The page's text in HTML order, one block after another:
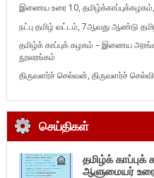
இணைய உரை 10, தமிழ்க்காப்புக்கழகம்,
நட்பு தமிழ் வட்டம், 7ஆவது ஆண்டு
தமிழ்க் காப்புக் கழகம் – இணைய
நூலரங்கம்
திருவளர்ச் செல்வன், திருவளர்ச்
செய்திகள்
தமிழ்க்
ஆளுமையர்